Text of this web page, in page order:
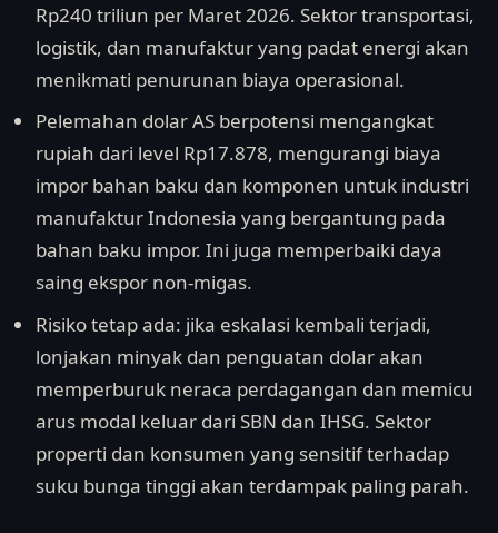
Rp240 triliun per Maret 2026. Sektor transportasi,
logistik, dan manufaktur yang padat energi akan
menikmati penurunan biaya operasional.
Pelemahan dolar AS berpotensi mengangkat
rupiah dari level Rp17.878, mengurangi biaya
impor bahan baku dan komponen untuk industri
manufaktur Indonesia yang bergantung pada
bahan baku impor. Ini juga memperbaiki daya
saing ekspor non-migas.
Risiko tetap ada: jika eskalasi kembali terjadi,
lonjakan minyak dan penguatan dolar akan
memperburuk neraca perdagangan dan memicu
arus modal keluar dari SBN dan IHSG. Sektor
properti dan konsumen yang sensitif terhadap
suku bunga tinggi akan terdampak paling parah.